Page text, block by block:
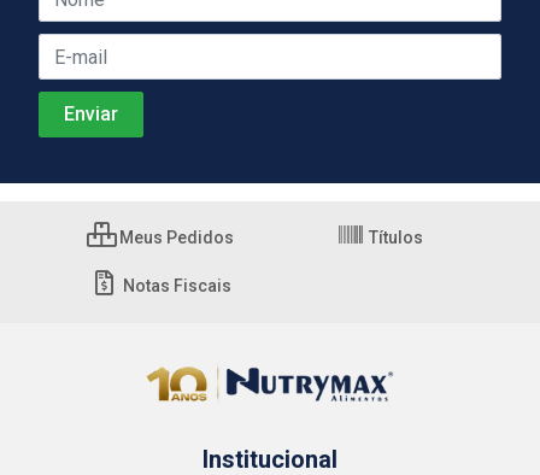
Meus Pedidos Títulos
Notas Fiscais
Institucional